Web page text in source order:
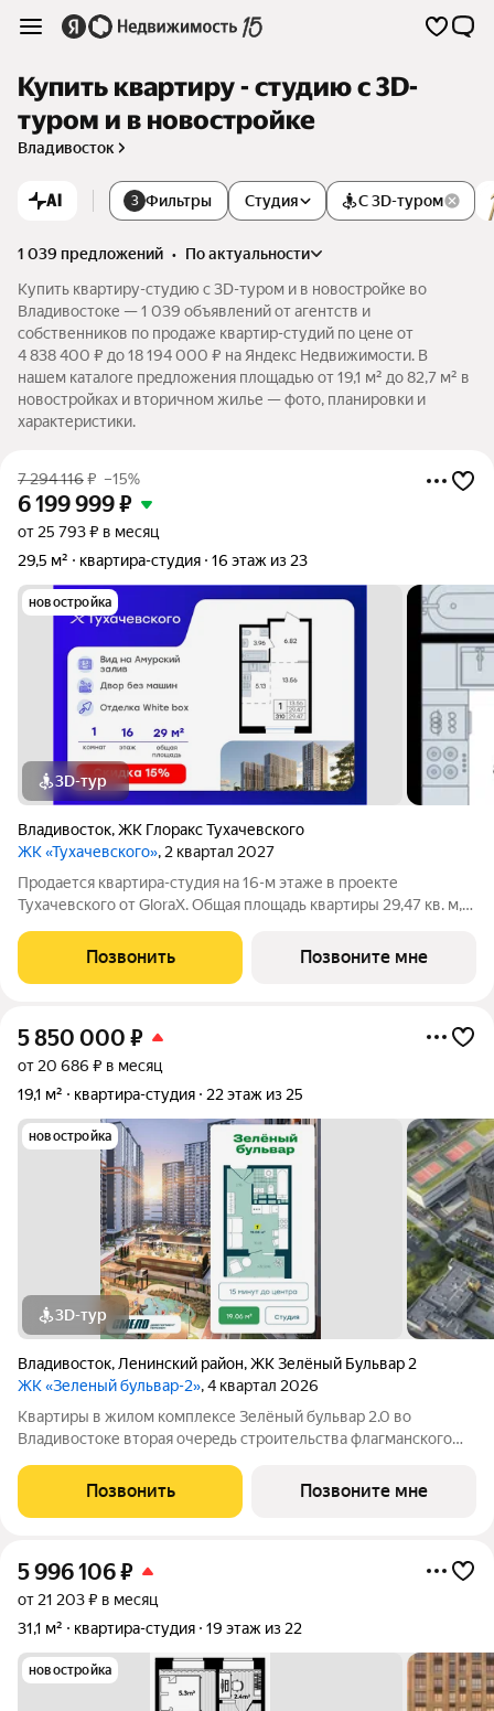
Купить квартиру - студию c 3D-
туром и в новостройке
Владивосток
AI 3 Фильтры Студия С 3D-туром
1 039 предложений •
по актуальности
Купить квартиру-студию c 3D-туром и в новостройке во
Владивостоке — 1 039 объявлений от агентств и
собственников по продаже квартир-студий по цене от
4 838 400 ₽ до 18 194 000 ₽ на Яндекс Недвижимости. В
нашем каталоге предложения площадью от 19,1 м² до 82,7 м² в
новостройках и вторичном жилье — фото, планировки и
характеристики.
7 294 116₽ –15%
6 199 999₽
от 25 793 ₽ в месяц
29,5 м²
квартира-студия 16 этаж из 23
новостройка
3D-тур
Владивосток,ЖК Глоракс Тухачевского
ЖК «Тухачевского», 2 квартал 2027
Продается квартира-студия на 16-м этаже в проекте
Тухачевского от GloraX. Общая площадь квартиры 29,47 кв. м,
пространства и 5,13 кв. м кухни. Номер квартиры - 310.
Преимущества квартиры: студия;
Позвонить Позвоните мне
5 850 000 ₽
от 20 686 ₽ в месяц
19,1 м²
квартира-студия 22 этаж из 25
новостройка
3D-тур
Владивосток, Ленинский район,ЖК Зелёный Бульвар 2
ЖК «Зеленый бульвар-2», 4 квартал 2026
Квартиры в жилом комплексе Зелёный бульвар 2.0 во
Владивостоке вторая очередь строительства флагманского
«Зелёный бульвар 2.0» пространство, где природа и комфорт
соединяются воедино: Перспективный
Позвонить Позвоните мне
5 996 106₽
от 21 203 ₽ в месяц
31,1 м²
квартира-студия 19 этаж из 22
новостройка